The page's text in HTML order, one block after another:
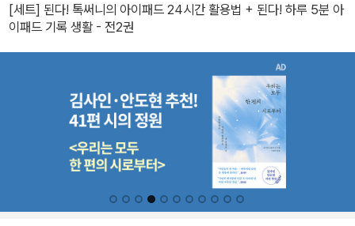
[세트] 된다! 톡써니의 아이패드 24시간 활용법 + 된다! 하루 5분 아
이패드 기록 생활 - 전2권